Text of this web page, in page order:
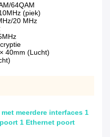
64QAM
(piek)
20 MHz
40mm (Lucht)
meerdere interfaces 1
1 Ethernet poort